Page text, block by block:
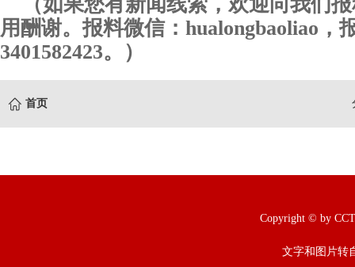
用酬谢。报料微信：hualongbaoliao，
3401582423。）
首页
Copyright © by
文字和图片转